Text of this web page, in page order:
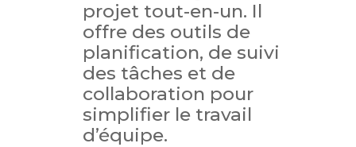
projet tout-en-un. Il
offre des outils de
planification, de suivi
des tâches et de
collaboration pour
simplifier le travail
d’équipe.